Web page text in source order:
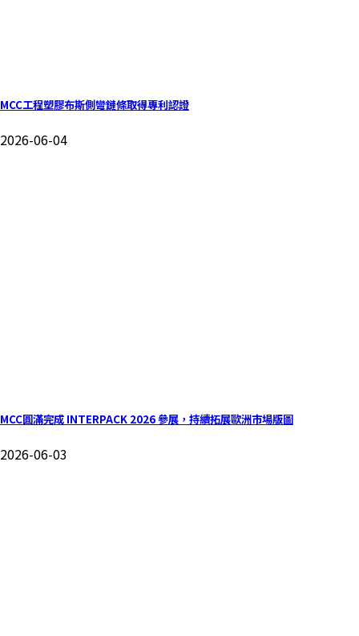
MCC工程塑膠布斯側彎鏈條取得專利認證
2026-06-04
MCC圓滿完成 INTERPACK 2026 參展，持續拓展歐洲市場版圖
2026-06-03